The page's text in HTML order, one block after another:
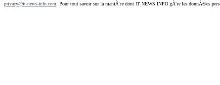
privacy@it-news-info.com . Pour tout savoir sur la maniÃ¨re dont IT NEWS INFO gÃ¨re les donnÃ©es